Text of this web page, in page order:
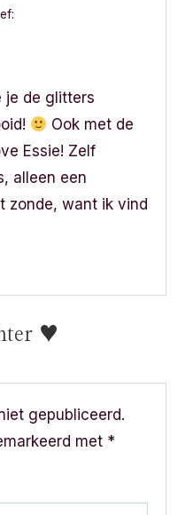
je de glitters
Ook met de
Essie! Zelf
alleen een
zonde, want ik vind
♥
gepubliceerd.
met *